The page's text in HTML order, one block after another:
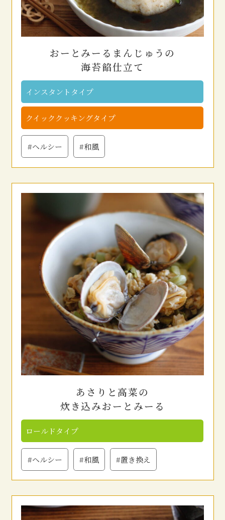
おーとみーるまんじゅうの
海苔餡仕立て
インスタントタイプ
クイッククッキングタイプ
#ヘルシー #和風
あさりと高菜の
炊き込みおーとみーる
ロールドタイプ
#ヘルシー #和風 #置き換え